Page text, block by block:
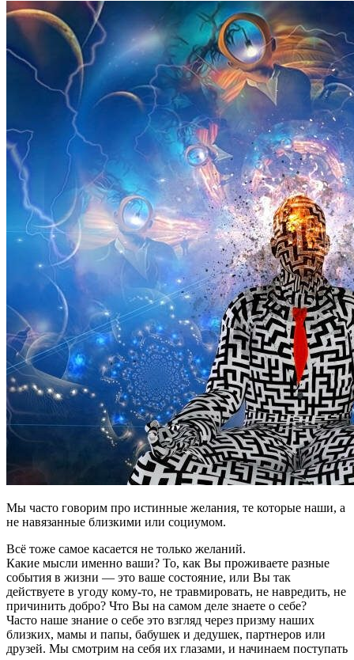
Мы часто говорим про истинные желания, те которые наши, а
не навязанные близкими или социумом.
Всё тоже самое касается не только желаний.
Какие мысли именно ваши? То, как Вы проживаете разные
события в жизни — это ваше состояние, или Вы так
действуете в угоду кому-то, не травмировать, не навредить, не
причинить добро? Что Вы на самом деле знаете о себе?
Часто наше знание о себе это взгляд через призму наших
близких, мамы и папы, бабушек и дедушек, партнеров или
друзей. Мы смотрим на себя их глазами, и начинаем поступать